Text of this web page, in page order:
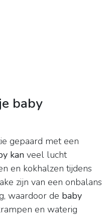
baby
gepaard met een
kan veel lucht
en kokhalzen tijdens
zijn van een onbalans
waardoor de baby
en waterig